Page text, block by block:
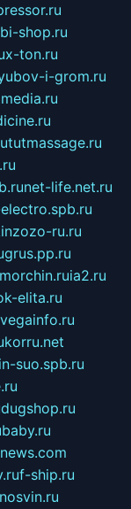
shop.ru
x-ton.ru
i-grom.ru
tutmassage.ru
net-life.net.ru
ru.ru
ia2.ru
elita.ru
korru.net
suo.spb.ru
dugshop.ru
f-ship.ru